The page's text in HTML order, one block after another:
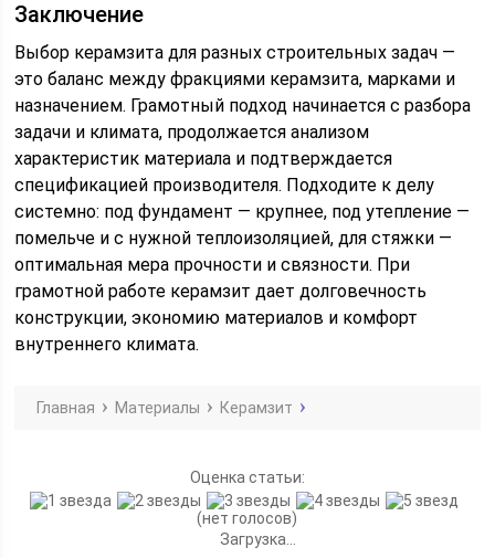
Заключение
Выбор керамзита для разных строительных задач —
это баланс между фракциями керамзита, марками и
назначением. Грамотный подход начинается с разбора
задачи и климата, продолжается анализом
характеристик материала и подтверждается
спецификацией производителя. Подходите к делу
системно: под фундамент — крупнее, под утепление —
помельче и с нужной теплоизоляцией, для стяжки —
оптимальная мера прочности и связности. При
грамотной работе керамзит дает долговечность
конструкции, экономию материалов и комфорт
внутреннего климата.
Главная Материалы Керамзит
Оценка статьи:
(нет голосов)
Загрузка...